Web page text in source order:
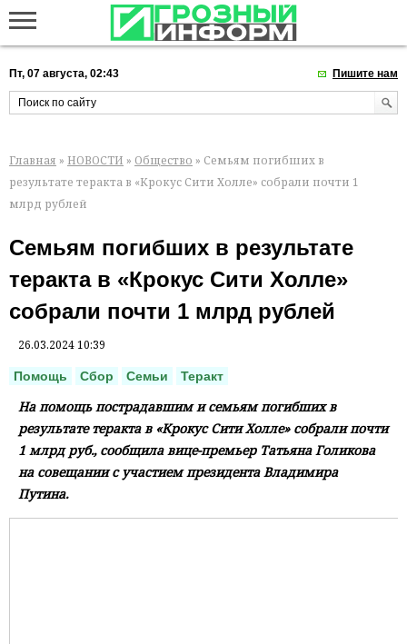
Пт, 07 августа, 02:43 Пишите нам
Главная » НОВОСТИ » Общество » Семьям погибших в
результате теракта в «Крокус Сити Холле» собрали почти 1
млрд рублей
Семьям погибших в результате
теракта в «Крокус Сити Холле»
собрали почти 1 млрд рублей
26.03.2024 10:39
Помощь Сбор Семьи Теракт
На помощь пострадавшим и семьям погибших в
результате теракта в «Крокус Сити Холле» собрали почти
1 млрд руб., сообщила вице-премьер Татьяна Голикова
на совещании с участием президента Владимира
Путина.